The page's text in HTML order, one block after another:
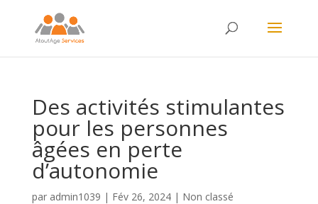
Des activités stimulantes
pour les personnes
âgées en perte
d’autonomie
par admin1039 | Fév 26, 2024| Non classé